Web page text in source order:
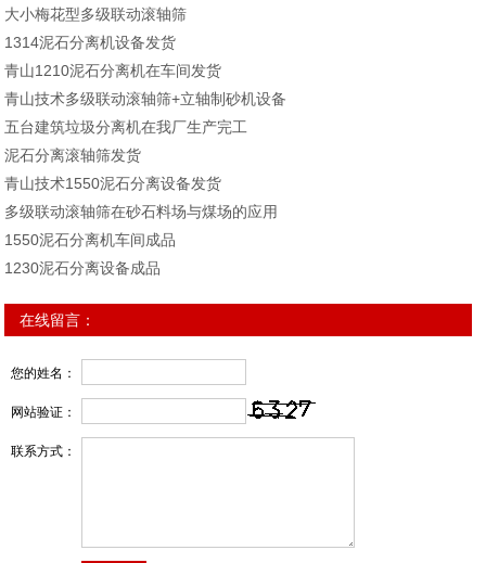
大小梅花型多级联动滚轴筛
1314泥石分离机设备发货
青山1210泥石分离机在车间发货
青山技术多级联动滚轴筛+立轴制砂机设备
五台建筑垃圾分离机在我厂生产完工
泥石分离滚轴筛发货
青山技术1550泥石分离设备发货
多级联动滚轴筛在砂石料场与煤场的应用
1550泥石分离机车间成品
1230泥石分离设备成品
在线留言：
您的姓名：
网站验证：
联系方式：